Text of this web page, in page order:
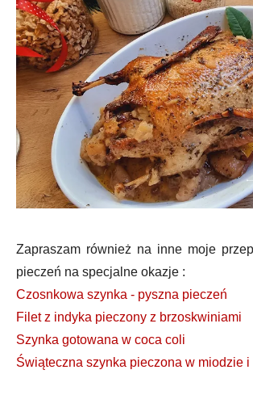
Zapraszam również na inne moje
pieczeń na specjalne okazje :
Czosnkowa szynka - pyszna pieczeń
Filet z indyka pieczony z brzoskwiniami
Szynka gotowana w coca coli
Świąteczna szynka pieczona w miodzie i